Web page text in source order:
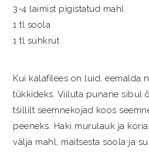
3-4 laimist pigistatud mahl
1 tl soola
1 tl suhkrut
Kui kalafilees on luid, eemalda
tükkideks. Viiluta punane sibul
tšillilt seemnekojad koos
peeneks. Haki murulauk ja
välja mahl, maitsesta soola ja